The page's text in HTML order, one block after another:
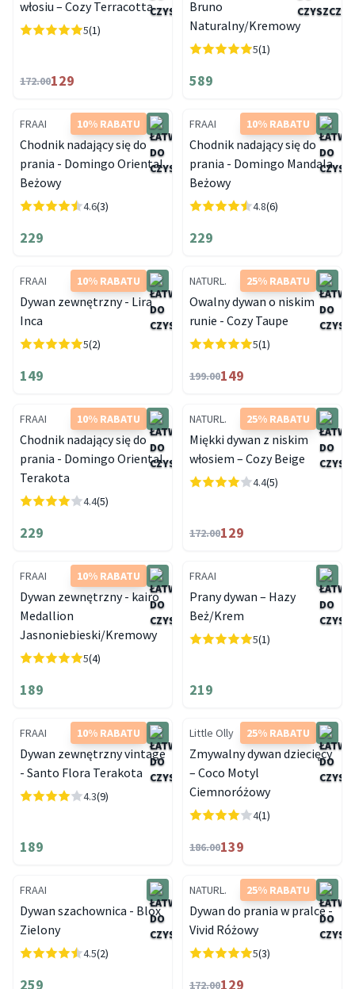
włosiu – Cozy Terracotta
5(1)
172.00129
Bruno
Naturalny/Kremowy
5(1)
589
10% RABATU
FRAAI
Chodnik nadający się do
prania - Domingo Oriental
Beżowy
4.6(3)
229
10% RABATU
FRAAI
Chodnik nadający się do
prania - Domingo Mandala
Beżowy
4.8(6)
229
10% RABATU
FRAAI
Dywan zewnętrzny - Lira
Inca
5(2)
149
25% RABATU
NATURL.
Owalny dywan o niskim
runie - Cozy Taupe
5(1)
199.00149
10% RABATU
FRAAI
Chodnik nadający się do
prania - Domingo Oriental
Terakota
4.4(5)
229
25% RABATU
NATURL.
Miękki dywan z niskim
włosiem – Cozy Beige
4.4(5)
172.00129
10% RABATU
FRAAI
Dywan zewnętrzny - kairo
Medallion
Jasnoniebieski/Kremowy
5(4)
189
FRAAI
Prany dywan – Hazy
Beż/Krem
5(1)
219
10% RABATU
FRAAI
Dywan zewnętrzny vintage
- Santo Flora Terakota
4.3(9)
189
25% RABATU
Little Olly
Zmywalny dywan dziecięcy
– Coco Motyl
Ciemnoróżowy
4(1)
186.00139
FRAAI
Dywan szachownica - Blox
Zielony
4.5(2)
259
25% RABATU
NATURL.
Dywan do prania w pralce -
Vivid Różowy
5(3)
172.00129